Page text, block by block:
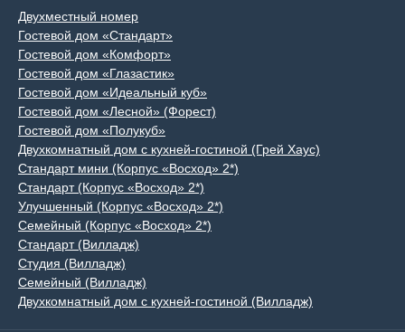
Двухместный номер
Гостевой дом «Стандарт»
Гостевой дом «Комфорт»
Гостевой дом «Глазастик»
Гостевой дом «Идеальный куб»
Гостевой дом «Лесной» (Форест)
Гостевой дом «Полукуб»
Двухкомнатный дом с кухней-гостиной (Грей Хаус)
Стандарт мини (Корпус «Восход» 2*)
Стандарт (Корпус «Восход» 2*)
Улучшенный (Корпус «Восход» 2*)
Семейный (Корпус «Восход» 2*)
Стандарт (Вилладж)
Студия (Вилладж)
Семейный (Вилладж)
Двухкомнатный дом с кухней-гостиной (Вилладж)